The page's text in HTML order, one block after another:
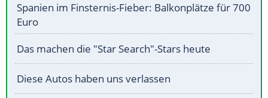
Spanien im Finsternis-Fieber: Balkonplätze für 700
Euro
Das machen die "Star Search"-Stars heute
Diese Autos haben uns verlassen